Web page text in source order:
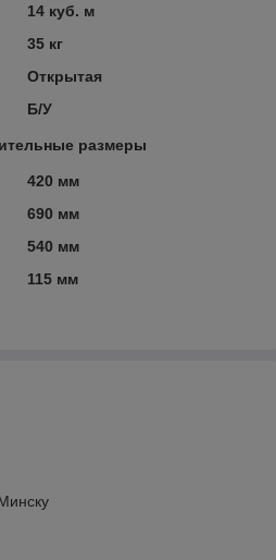
14 куб. м
35 кг
Открытая
Б/У
размеры
420 мм
690 мм
540 мм
115 мм